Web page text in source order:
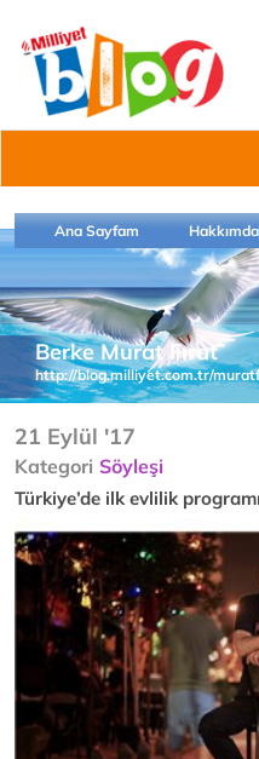
Ana Sayfam Hakkımda
Berke Murat Fırat
http://blog.milliyet.com.tr/
21 Eylül '17
Kategori Söyleşi
Türkiye’de ilk evlilik